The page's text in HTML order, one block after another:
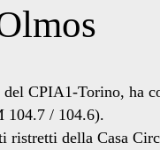
CPIA1-Torino,
104.7 / 104.6).
della Casa